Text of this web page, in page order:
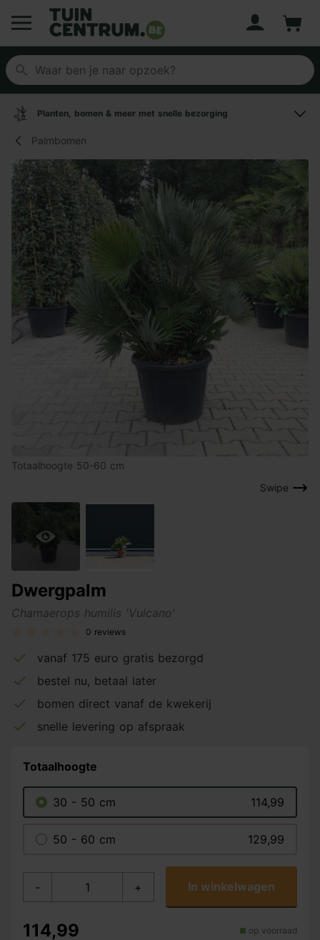
Logo Tuincentrum.be
Planten, bomen & meer met snelle bezorging
Palmbomen
Swipe
Totaalhoogte 50-60 cm
Dwergpalm
Chamaerops humilis 'Vulcano'
0 reviews
vanaf 175 euro gratis bezorgd
bestel nu, betaal later
bomen direct vanaf de kwekerij
snelle levering op afspraak
Totaalhoogte
30 - 50 cm 114,99
50 - 60 cm 129,99
- + In winkelwagen
114,99 op voorraad